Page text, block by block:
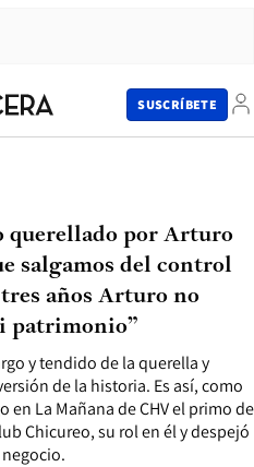
SUSCRÍBETE
y tendido de la querella y
de la historia. Es así, como
La Mañana de CHV el primo de
Chicureo, su rol en él y despejó
querellado por Arturo
salgamos del control
años Arturo no
patrimonio”